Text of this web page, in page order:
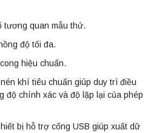
tương quan mẫu thử.
độ tối đa.
hiệu chuẩn.
khí tiêu chuẩn giúp duy trì điều
độ chính xác và độ lặp lại của phép
bị hỗ trợ cổng USB giúp xuất dữ